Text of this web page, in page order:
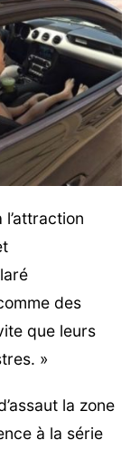
des
que leurs
»
la zone
à la série